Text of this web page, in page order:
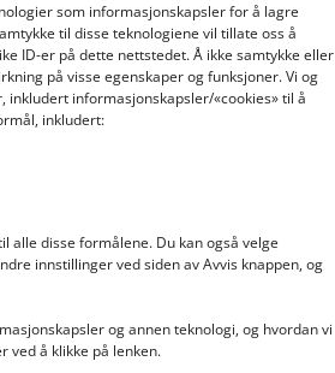
som informasjonskapsler for å lagre
til disse teknologiene vil tillate oss å
ID-er på dette nettstedet. Å ikke samtykke eller
på visse egenskaper og funksjoner. Vi og
informasjonskapsler/«cookies» til å
inkludert:
alle disse formålene. Du kan også velge
innstillinger ved siden av Avvis knappen, og
og annen teknologi, og hvordan vi
ved å klikke på lenken.
Rådal